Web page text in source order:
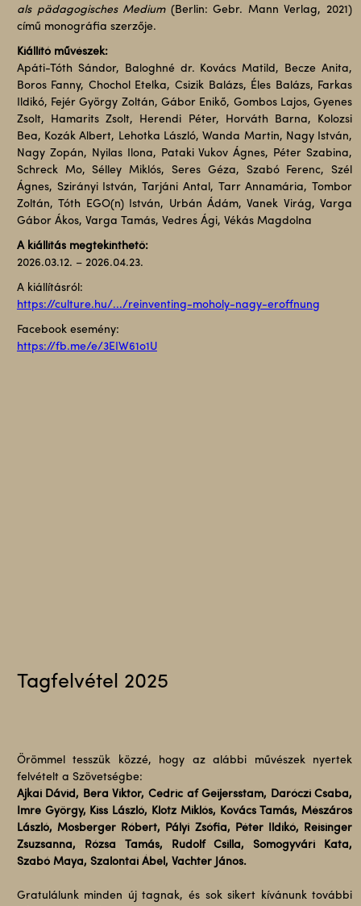
als pädagogisches Medium(Berlin: Gebr. Mann Verlag, 2021)
című monográfia szerzője.
Kiállító művészek:
Apáti-Tóth Sándor, Baloghné dr. Kovács Matild, Becze Anita,
Boros Fanny, Chochol Etelka, Csizik Balázs, Éles Balázs, Farkas
Ildikó, Fejér György Zoltán, Gábor Enikő, Gombos Lajos, Gyenes
Zsolt, Hamarits Zsolt, Herendi Péter, Horváth Barna, Kolozsi
Bea, Kozák Albert, Lehotka László, Wanda Martin, Nagy István,
Nagy Zopán, Nyilas Ilona, Pataki Vukov Ágnes, Péter Szabina,
Schreck Mo, Sélley Miklós, Seres Géza, Szabó Ferenc, Szél
Ágnes, Szirányi István, Tarjáni Antal, Tarr Annamária, Tombor
Zoltán, Tóth EGO(n) István, Urbán Ádám, Vanek Virág, Varga
Gábor Ákos, Varga Tamás, Vedres Ági, Vékás Magdolna
A kiállítás megtekinthető:
2026.03.12. – 2026.04.23.
A kiállításról:
https://culture.hu/.../reinventing-moholy-nagy-eroffnung
Facebook esemény:
https://fb.me/e/3EIW61o1U
Tagfelvétel 2025
Örömmel tesszük közzé, hogy az alábbi művészek nyertek
felvételt a Szövetségbe:
Ajkai Dávid, Bera Viktor, Cedric af Geijersstam, Daróczi Csaba,
Imre György, Kiss László, Klotz Miklós, Kovács Tamás, Mészáros
László, Mosberger Róbert, Pályi Zsófia, Péter Ildikó, Reisinger
Zsuzsanna, Rózsa Tamás, Rudolf Csilla, Somogyvári Kata,
Szabó Maya, Szalontai Ábel, Vachter János.
Gratulálunk minden új tagnak, és sok sikert kívánunk további